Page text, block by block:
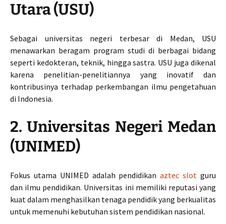
Utara (USU)
Sebagai universitas negeri terbesar di Medan, USU
menawarkan beragam program studi di berbagai bidang
seperti kedokteran, teknik, hingga sastra. USU juga dikenal
karena penelitian-penelitiannya yang inovatif dan
kontribusinya terhadap perkembangan ilmu pengetahuan
di Indonesia.
2. Universitas Negeri Medan
(UNIMED)
Fokus utama UNIMED adalah pendidikanaztec slot guru
dan ilmu pendidikan. Universitas ini memiliki reputasi yang
kuat dalam menghasilkan tenaga pendidik yang berkualitas
untuk memenuhi kebutuhan sistem pendidikan nasional.